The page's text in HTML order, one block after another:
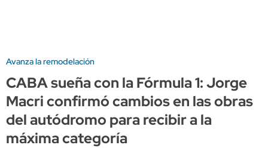
Avanza la remodelación
CABA sueña con la Fórmula 1: Jorge
Macri confirmó cambios en las obras
del autódromo para recibir a la
máxima categoría